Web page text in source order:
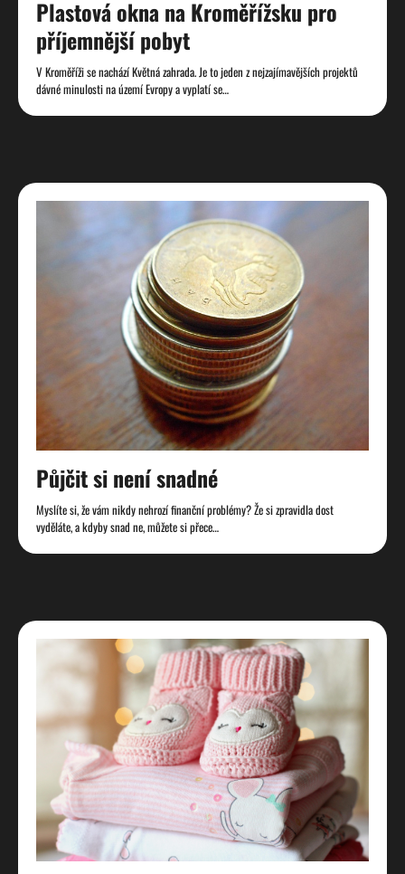
Plastová okna na Kroměřížsku pro
příjemnější pobyt
V Kroměříži se nachází Květná zahrada. Je to jeden z nejzajímavějších projektů
dávné minulosti na území Evropy a vyplatí se…
Půjčit si není snadné
Myslíte si, že vám nikdy nehrozí finanční problémy? Že si zpravidla dost
vyděláte, a kdyby snad ne, můžete si přece…